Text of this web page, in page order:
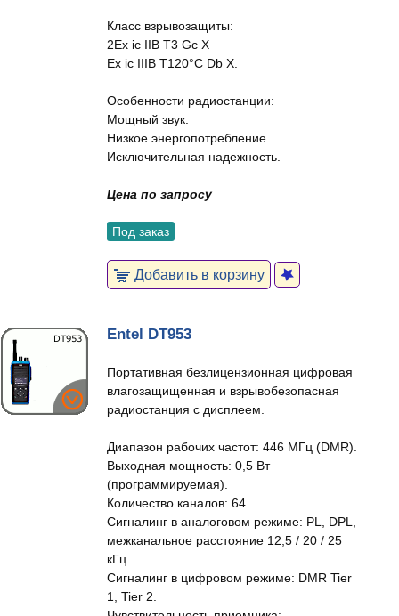
Класс взрывозащиты:
2Ex ic IIB T3 Gс X
Ex ic IIIB T120°C Db X.
Особенности радиостанции:
Мощный звук.
Низкое энергопотребление.
Исключительная надежность.
Цена по запросу
Под заказ
Добавить в корзину
Entel DT953
Портативная безлицензионная цифровая
влагозащищенная и взрывобезопасная
радиостанция с дисплеем.
Диапазон рабочих частот: 446 МГц (DMR).
Выходная мощность: 0,5 Вт
(программируемая).
Количество каналов: 64.
Сигналинг в аналоговом режиме: PL, DPL,
межканальное расстояние 12,5 / 20 / 25
кГц.
Сигналинг в цифровом режиме: DMR Tier
1, Tier 2.